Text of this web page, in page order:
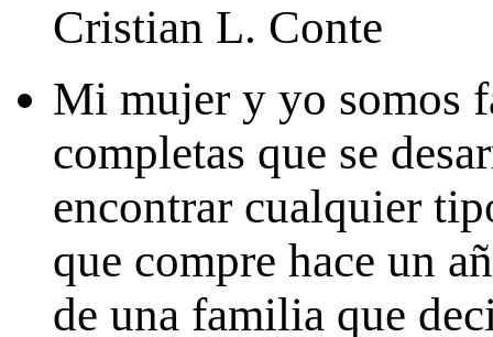
Cristian L. Conte
Mi mujer y yo somos
completas que se
encontrar cualquier
que compre hace un
de una familia que